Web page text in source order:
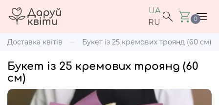
UA
RU
0
Доставка квітів Букет із 25 кремових троянд (60 см)
Букет із 25 кремових троянд (60
см)